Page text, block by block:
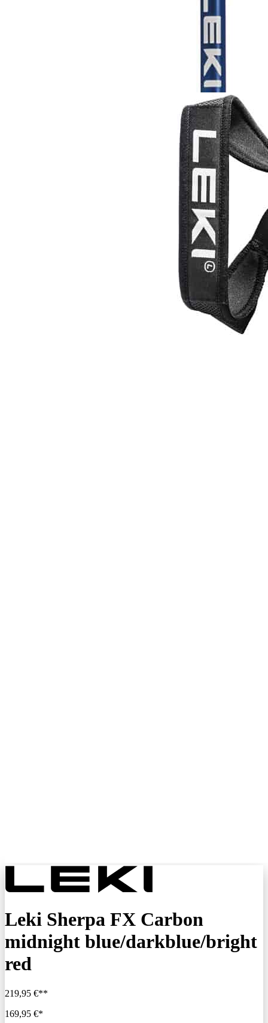
Leki Sherpa FX Carbon
midnight blue/darkblue/bright
red
219,95 €**
169,95 €*